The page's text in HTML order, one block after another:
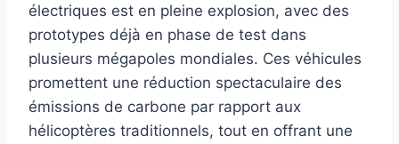
électriques est en pleine explosion, avec des
prototypes déjà en phase de test dans
plusieurs mégapoles mondiales. Ces véhicules
promettent une réduction spectaculaire des
émissions de carbone par rapport aux
hélicoptères traditionnels, tout en offrant une